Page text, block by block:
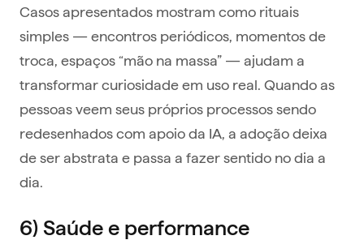
Casos apresentados mostram como rituais
simples — encontros periódicos, momentos de
troca, espaços “mão na massa” — ajudam a
transformar curiosidade em uso real. Quando as
pessoas veem seus próprios processos sendo
redesenhados com apoio da IA, a adoção deixa
de ser abstrata e passa a fazer sentido no dia a
dia.
6) Saúde e performance